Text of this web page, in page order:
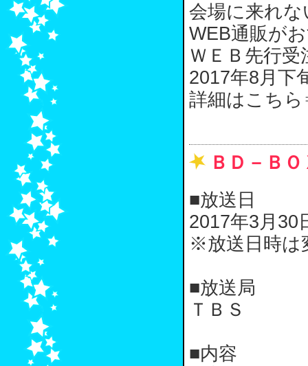
会場に来れ
WEB通販が
ＷＥＢ先行
2017年8月下
詳細はこち
ＢＤ－Ｂ
■放送日
2017年3月
※放送日時は
■放送局
ＴＢＳ
■内容